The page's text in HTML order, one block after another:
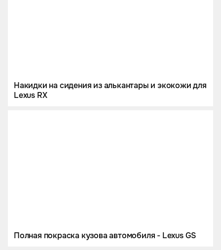
Накидки на сидения из алькантары и экокожи для
Lexus RX
Полная покраска кузова автомобиля - Lexus GS